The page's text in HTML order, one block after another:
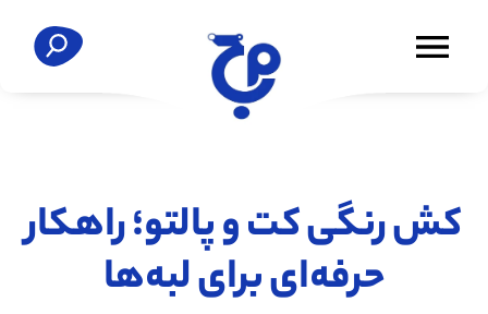
کش رنگی کت و پالتو؛ راهکار
حرفه‌ای برای لبه‌ها